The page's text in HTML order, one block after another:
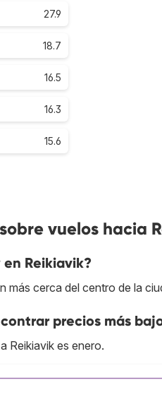
27.9
18.7
16.5
16.3
15.6
vuelos hacia
Reikiavik?
más cerca del centro de la
precios más
Reikiavik es enero.